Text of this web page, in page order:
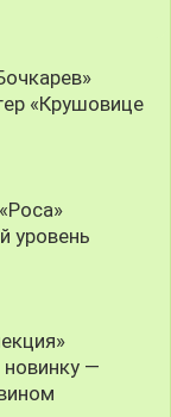
«Крушовице
уровень
—